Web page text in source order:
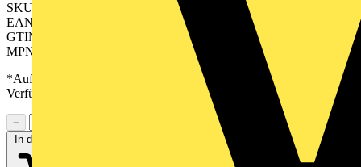
SKU: 2647770000
EAN: 04050118639209
GTIN: 04050118639209
MPN: CPS 5.08/08/90F SN GN BX
*Auf Anfrage verfügbar - bitte in den Warenkorb legen, um
Verfügbarkeit zu prüfen
−
In den Warenkorb